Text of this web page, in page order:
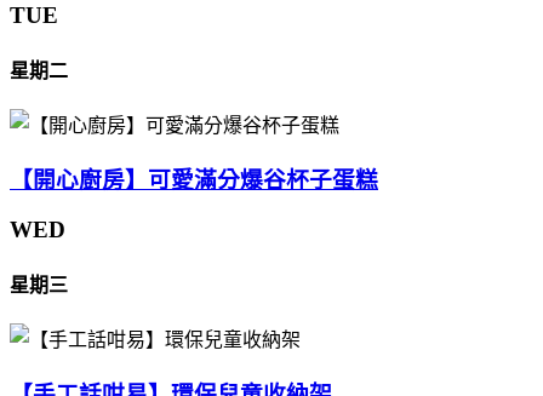
TUE
星期二
【開心廚房】可愛滿分爆谷杯子蛋糕
WED
星期三